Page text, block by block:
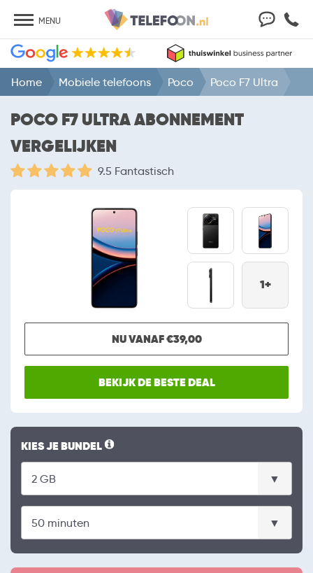
MENU
Home Mobiele telefoons Poco Poco F7 Ultra
POCO F7 ULTRA ABONNEMENT
VERGELIJKEN
9.5 Fantastisch
1+
NU VANAF €39,00
BEKIJK DE BESTE DEAL
KIES JE BUNDEL